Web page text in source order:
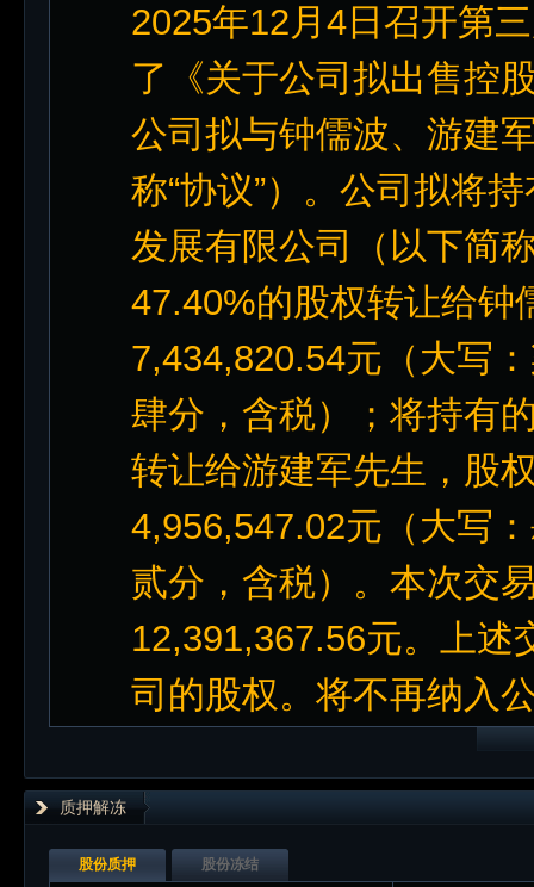
2025年12月4日召开第
了《关于公司拟出售控
公司拟与钟儒波、游建
称“协议”）。公司拟将
发展有限公司（以下简
47.40%的股权转让给钟
7,434,820.54元（大写
肆分，含税）；将持有
转让给游建军先生，股
4,956,547.02元（大写
贰分，含税）。本次交
12,391,367.56元。上述
司的股权。将不再纳入
质押解冻
股份质押 股份冻结